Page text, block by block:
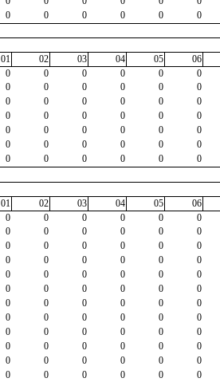
0 0 0 0 0 0
01
02 03 04 05 06
0 0 0 0 0 0
0 0 0 0 0 0
0 0 0 0 0 0
0 0 0 0 0 0
0 0 0 0 0 0
0 0 0 0 0 0
0 0 0 0 0 0
01
02 03 04 05 06
0 0 0 0 0 0
0 0 0 0 0 0
0 0 0 0 0 0
0 0 0 0 0 0
0 0 0 0 0 0
0 0 0 0 0 0
0 0 0 0 0 0
0 0 0 0 0 0
0 0 0 0 0 0
0 0 0 0 0 0
0 0 0 0 0 0
0 0 0 0 0 0